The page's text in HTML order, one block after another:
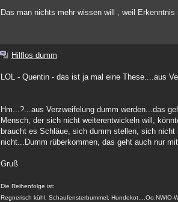
Das man nichts mehr wissen will , weil
Hilflos dumm
LOL - Quentin - das ist ja mal eine These....aus
Hm...?...aus Verzweifelung dumm werden...das
Mensch, der sich nicht weiterentwickeln will,
braucht es Schläue, sich dumm stellen, sich
nicht...Dumm rüberkommen, das geht auch nur
Gruß
Die Reihenfolge ist:
Regnerisch kühl, Schaufensterbummel, Hundekot....Oo.NWIO-